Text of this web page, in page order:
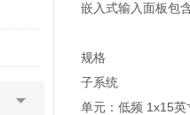
嵌入式输入面板包
规格
子系统
单元：低频 1x15